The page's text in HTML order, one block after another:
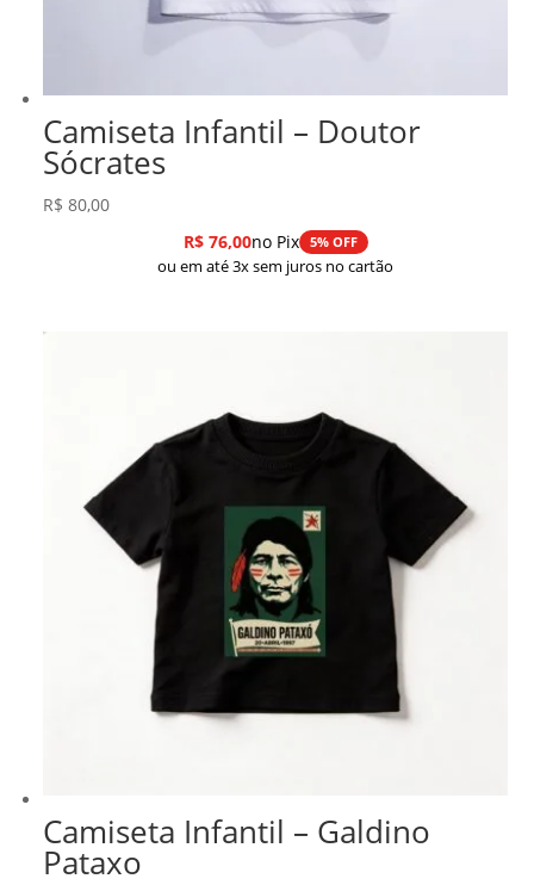
Camiseta Infantil – Doutor
Sócrates
R$ 80,00
R$76,00no Pix 5% OFF
ou em até 3x sem juros no cartão
Camiseta Infantil – Galdino
Pataxo